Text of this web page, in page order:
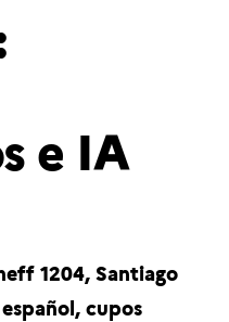
e IA
1204, Santiago
cupos